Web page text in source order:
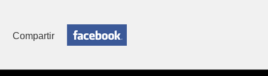
Compartir